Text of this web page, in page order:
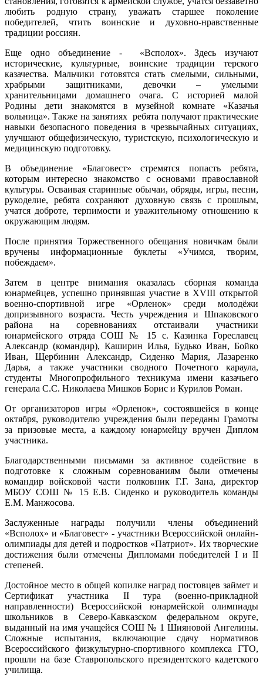
любить родную страну, уважать старшее поколение
победителей, чтить воинские и духовно-нравственные
традиции россиян.
Еще одно объединение - «Всполох». Здесь изучают
исторические, культурные, воинские традиции терского
казачества. Мальчики готовятся стать смелыми, сильными,
храбрыми защитниками, девочки – умелыми
хранительницами домашнего очага. С историей малой
Родины дети знакомятся в музейной комнате «Казачья
вольница». Также на занятиях ребята получают практические
навыки безопасного поведения в чрезвычайных ситуациях,
улучшают общефизическую, туристскую, психологическую и
медицинскую подготовку.
В объединение «Благовест» стремятся попасть ребята,
которым интересно знакомство с основами православной
культуры. Осваивая старинные обычаи, обряды, игры, песни,
рукоделие, ребята сохраняют духовную связь с прошлым,
учатся доброте, терпимости и уважительному отношению к
окружающим людям.
После принятия Торжественного обещания новичкам были
вручены информационные буклеты «Учимся, творим,
побеждаем».
Затем в центре внимания оказалась сборная команда
юнармейцев, успешно принявшая участие в XVIII открытой
военно-спортивной игре «Орленок» среди молодёжи
допризывного возраста. Честь учреждения и Шпаковского
района на соревнованиях отстаивали участники
юнармейского отряда СОШ № 15 с. Казинка Гореславец
Александр (командир), Каширин Илья, Будько Иван, Бойко
Иван, Щербинин Александр, Сиденко Мария, Лазаренко
Дарья, а также участники сводного Почетного караула,
студенты Многопрофильного техникума имени казачьего
генерала С.С. Николаева Мишков Борис и Курилов Роман.
От организаторов игры «Орленок», состоявшейся в конце
октября, руководителю учреждения были переданы Грамоты
за призовые места, а каждому юнармейцу вручен Диплом
участника.
Благодарственными письмами за активное содействие в
подготовке к сложным соревнованиям были отмечены
командир войсковой части полковник Г.Г. Зана, директор
МБОУ СОШ № 15 Е.В. Сиденко и руководитель команды
Е.М. Манжосова.
Заслуженные награды получили члены объединений
«Всполох» и «Благовест» - участники Всероссийской онлайн-
олимпиады для детей и подростков «Патриот». Их творческие
достижения были отмечены Дипломами победителей I и II
степеней.
Достойное место в общей копилке наград постовцев займет и
Сертификат участника II тура (военно-прикладной
направленности) Всероссийской юнармейской олимпиады
школьников в Северо-Кавказском федеральном округе,
выданный на имя учащейся СОШ № 1 Шияновой Ангелины.
Сложные испытания, включающие сдачу нормативов
Всероссийского физкультурно-спортивного комплекса ГТО,
прошли на базе Ставропольского президентского кадетского
училища.